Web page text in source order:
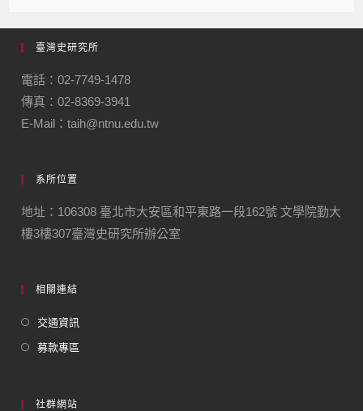
臺灣史研究所
電話：02-7749-1478
傳真：02-8369-3941
E-Mail：taih@ntnu.edu.tw
系所位置
地址：106308 臺北市大安區和平東路一段162號 文學院勤大
樓3樓307臺灣史研究所辦公室
相關連結
交通資訊
募款專區
社群網站